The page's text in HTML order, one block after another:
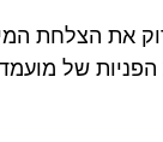
את הצלחת
הפניות של